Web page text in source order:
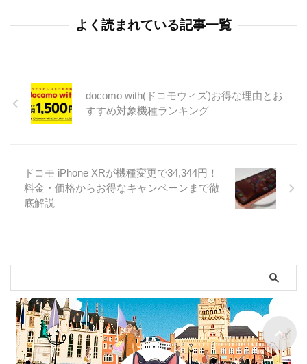
よく読まれている記事一覧
docomo with(ドコモウィズ)お得な理由とお
すすめ対象機種ランキング
ドコモ iPhone XRが機種変更で34,344円！
料金・価格からお得なキャンペーンまで徹
底解説